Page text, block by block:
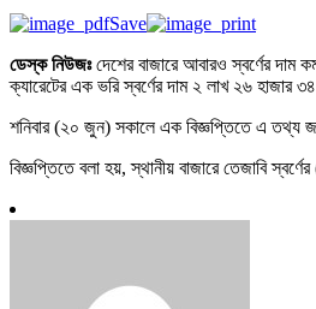
Save
ডেস্ক নিউজঃদেশের বাজারে আবারও স্বর্ণের দাম
ক্যারেটের এক ভরি স্বর্ণের দাম ২ লাখ ২৬ হাজার
শনিবার (২০ জুন) সকালে এক বিজ্ঞপ্তিতে এ তথ্য
বিজ্ঞপ্তিতে বলা হয়, স্থানীয় বাজারে তেজাবি